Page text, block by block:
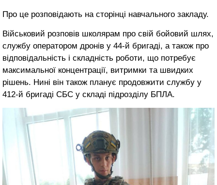
Про це розповідають на сторінці навчального закладу.
Військовий розповів школярам про свій бойовий шлях,
службу оператором дронів у 44-й бригаді, а також про
відповідальність і складність роботи, що потребує
максимальної концентрації, витримки та швидких
рішень. Нині він також планує продовжити службу у
412-й бригаді СБС у складі підрозділу БПЛА.